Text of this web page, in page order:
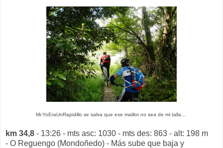
Mr.YoEraUnRapidillo se salva que ese maillot no sea de mi talla...
km 34,8 - 13:26 - mts asc: 1030 - mts des: 863 - alt: 198 m
- O Reguengo (Mondoñedo) - Más sube que baja y